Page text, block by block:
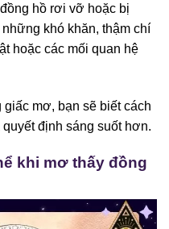
hồ rơi vỡ hoặc bị
khó khăn, thậm chí
hoặc các mối quan hệ
mơ, bạn sẽ biết cách
định sáng suốt hơn.
khi mơ thấy đồng